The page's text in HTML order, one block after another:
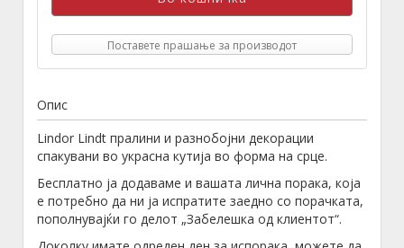
Поставете прашање за производот
Опис
Lindor Lindt пралини и разнобојни декорации
спакувани во украсна кутија во форма на срце.
Бесплатно ја додаваме и вашата лична порака, која
е потребно да ни ја испратите заедно со порачката,
пополнувајќи го делот „Забелешка од клиентот“.